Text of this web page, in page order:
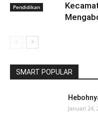
Pendidikan
SMART POPULAR
Januari 24,